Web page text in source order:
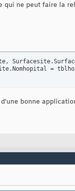
qui ne peut faire la
=
bonne